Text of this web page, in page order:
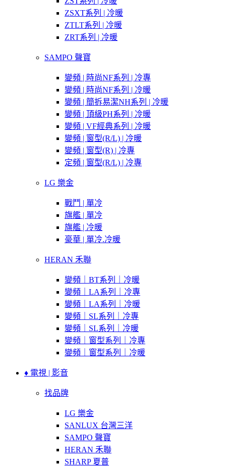
ZSXT系列 | 冷暖
ZTLT系列 | 冷暖
ZRT系列 | 冷暖
SAMPO 聲寶
變頻 | 時尚NF系列 | 冷專
變頻 | 時尚NF系列 | 冷暖
變頻 | 簡拆易潔NH系列 | 冷暖
變頻 | 頂級PH系列 | 冷暖
變頻 | VF經典系列 | 冷暖
變頻 | 窗型(R/L) | 冷暖
變頻 | 窗型(R) | 冷專
定頻 | 窗型(R/L) | 冷專
LG 樂金
戰鬥 | 單冷
旗艦 | 單冷
旗艦 | 冷暖
豪華 | 單冷.冷暖
HERAN 禾聯
變頻｜BT系列｜冷暖
變頻｜LA系列｜冷專
變頻｜LA系列｜冷暖
變頻｜SL系列｜冷專
變頻｜SL系列｜冷暖
變頻｜窗型系列｜冷專
變頻｜窗型系列｜冷暖
♦ 電視 | 影音
找品牌
LG 樂金
SANLUX 台灣三洋
SAMPO 聲寶
HERAN 禾聯
SHARP 夏普